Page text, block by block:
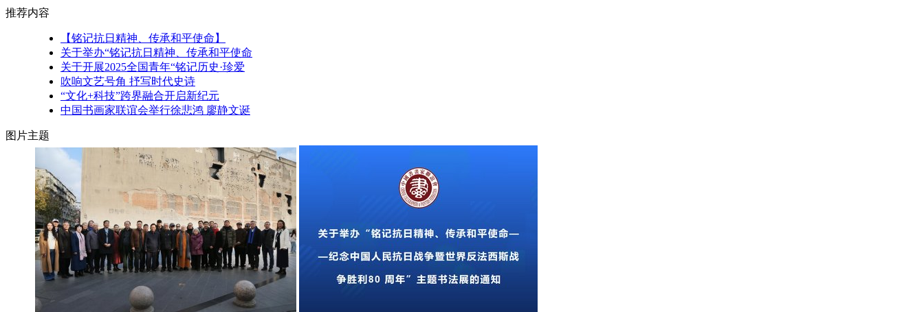
推荐内容
【铭记抗日精神、传承和平使命】
关于举办“铭记抗日精神、传承和平使命
关于开展2025全国青年“铭记历史·珍爱
吹响文艺号角 抒写时代史诗
“文化+科技”跨界融合开启新纪元
中国书画家联谊会举行徐悲鸿 廖静文诞
图片主题